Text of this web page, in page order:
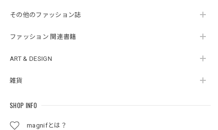
その他のファッション誌
ファッション 関連書籍
ART & DESIGN
雑貨
SHOP INFO
magnifとは？